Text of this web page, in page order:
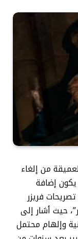
من إلغاء
إضافة
فريزر
حيث أشار إلى
وإلهام محتمل